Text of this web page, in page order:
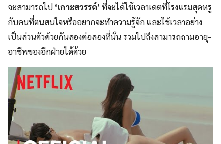
จะสามารถไป ‘เกาะสวรรค์’ ที่จะได้ใช้เวลาเดตที่โรงแรมสุดหรู
กับคนที่ตนสนใจหรืออยากจะทำความรู้จัก และใช้เวลาอย่าง
เป็นส่วนตัวด้วยกันสองต่อสองที่นั่น รวมไปถึงสามารถถามอายุ-
อาชีพของอีกฝ่ายได้ด้วย